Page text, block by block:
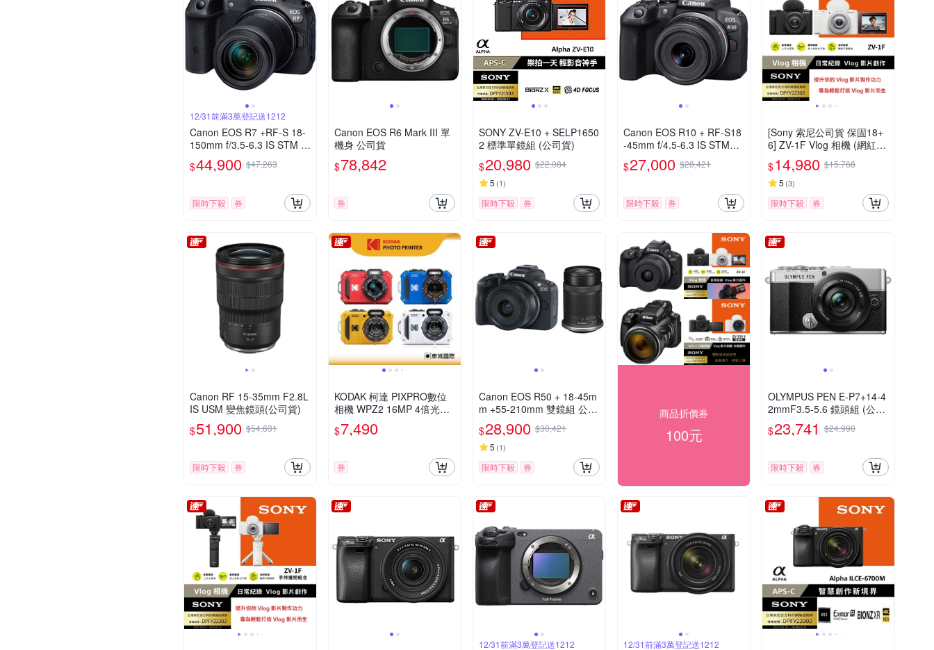
12/31前滿3萬登記送1212
Canon EOS R7 +RF-S 18-
150mm f/3.5-6.3 IS STM 公
司貨
$44,900 $47,263
限時下殺 券
Canon EOS R6 Mark III 單
機身 公司貨
$78,842
券
SONY ZV-E10 + SELP1650
2 標準單鏡組 (公司貨)
$20,980 $22,084
5 (1)
限時下殺 券
Canon EOS R10 + RF-S18
-45mm f/4.5-6.3 IS STM
(公司貨)
$27,000 $28,421
限時下殺 券
[Sony 索尼公司貨 保固18+
6] ZV-1F Vlog 相機 (網紅新
手/生活隨拍)
$14,980 $15,768
5 (3)
限時下殺 券
Canon RF 15-35mm F2.8L
IS USM 變焦鏡頭(公司貨)
$51,900 $54,631
限時下殺 券
KODAK 柯達 PIXPRO數位
相機 WPZ2 16MP 4倍光學
變焦 防水數位相機 公司貨
$7,490
券
Canon EOS R50 + 18-45m
m +55-210mm 雙鏡組 公司
貨
$28,900 $30,421
5 (1)
限時下殺 券
商品折價券
100元
OLYMPUS PEN E-P7+14-4
2mmF3.5-5.6 鏡頭組 (公司
貨)
$23,741 $24,990
限時下殺 券
12/31前滿3萬登記送1212 12/31前滿3萬登記送1212